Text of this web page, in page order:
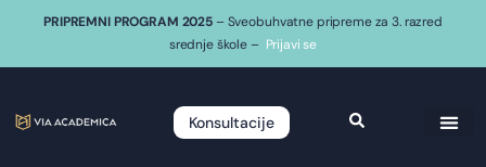
PRIPREMNI PROGRAM 2025 – Sveobuhvatne pripreme za 3. razred
srednje škole – Prijavi se
Konsultacije